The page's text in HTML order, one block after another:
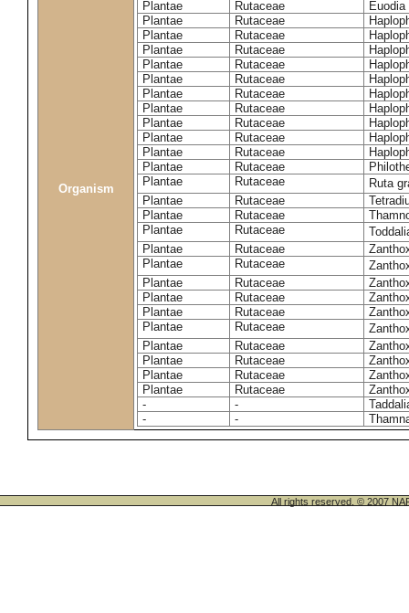
Organism
Plantae
Rutaceae
Plantae
Rutaceae
Plantae
Rutaceae
Plantae
Rutaceae
Plantae
Rutaceae
Plantae
Rutaceae
Plantae
Rutaceae
Plantae
Rutaceae
Plantae
Rutaceae
Plantae
Rutaceae
Plantae
Rutaceae
Plantae
Rutaceae
Plantae
Rutaceae
Ruta
Plantae
Rutaceae
Plantae
Rutaceae
Plantae
Rutaceae
Plantae
Rutaceae
Plantae
Rutaceae
Plantae
Rutaceae
Plantae
Rutaceae
Plantae
Rutaceae
Plantae
Rutaceae
Plantae
Rutaceae
Plantae
Rutaceae
Plantae
Rutaceae
Plantae
Rutaceae
-
-
-
-
All rights reserved. © 2007